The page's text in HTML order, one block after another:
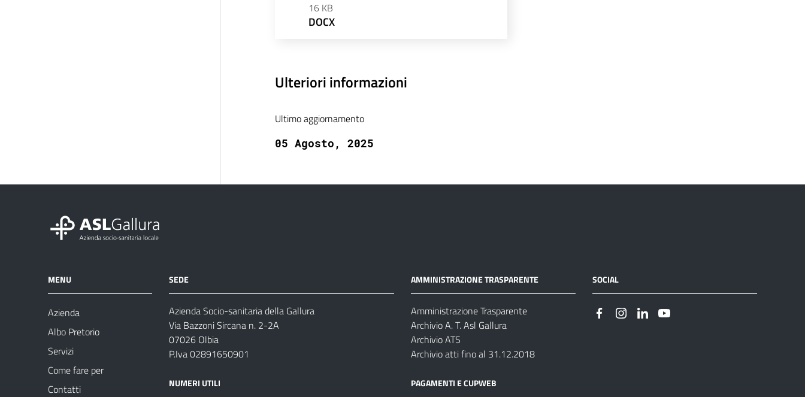
16 KB
DOCX
Ulteriori informazioni
Ultimo aggiornamento
05 Agosto, 2025
MENU
Azienda
Albo Pretorio
Servizi
Come fare per
Contatti
SEDE
Azienda Socio-sanitaria della Gallura
Via Bazzoni Sircana n. 2-2A
07026 Olbia
P.Iva 02891650901
NUMERI UTILI
AMMINISTRAZIONE TRASPARENTE
Amministrazione Trasparente
Archivio A. T. Asl Gallura
Archivio ATS
Archivio atti fino al 31.12.2018
PAGAMENTI E CUPWEB
SOCIAL